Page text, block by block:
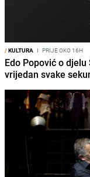
/KULTURA I PRIJE OKO 16H
Edo Popović o
vrijedan svake